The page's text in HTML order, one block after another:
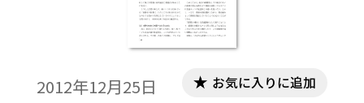
2012年12月25日 お気に入りに追加